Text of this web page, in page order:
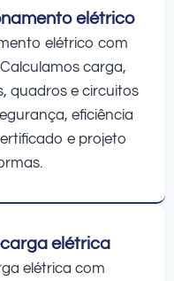
elétrico
elétrico com
carga,
quadros e circuitos
eficiência
e projeto
elétrica
elétrica com